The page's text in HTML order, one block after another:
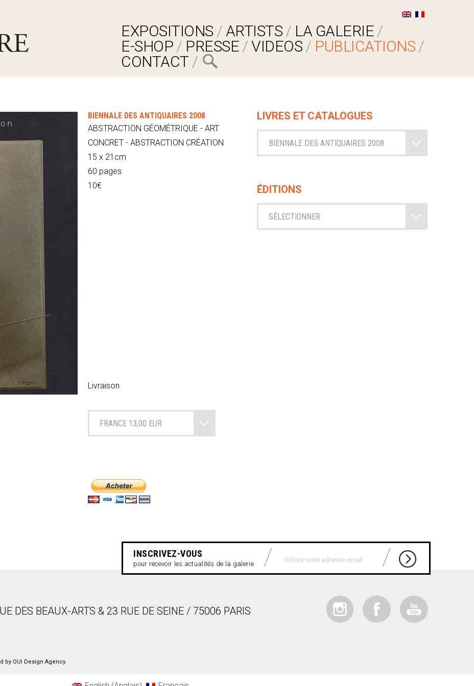
EXPOSITIONS ARTISTS
LA GALERIE
E-SHOP
PRESSE VIDEOS
PUBLICATIONS
CONTACT
BIENNALE DES ANTIQUAIRES 2008
ABSTRACTION GÉOMÉTRIQUE - ART
CONCRET - ABSTRACTION CRÉATION
15 x 21cm
60 pages
10€
Livraison
FRANCE 13,00 EUR
LIVRES ET CATALOGUES
BIENNALE DES ANTIQUAIRES 2008
ÉDITIONS
SÉLECTIONNER
INSCRIVEZ-VOUS
pour recevoir les actualités de la galerie
DES BEAUX-ARTS & 23 RUE DE SEINE / 75006 PARIS
by OUI Design Agency.